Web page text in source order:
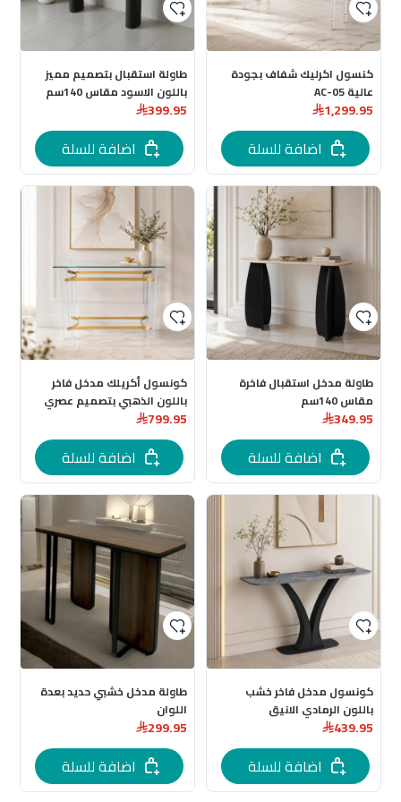
كنسول اكرليك شفاف بجودة
عالية AC-05
1,299.95
اضافة للسلة
طاولة استقبال بتصميم مميز
باللون الاسود مقاس 140سم
399.95
اضافة للسلة
طاولة مدخل استقبال فاخرة
مقاس 140سم
349.95
اضافة للسلة
كونسول أكريلك مدخل فاخر
باللون الذهبي بتصميم عصري
799.95
اضافة للسلة
كونسول مدخل فاخر خشب
باللون الرمادي الانيق
439.95
اضافة للسلة
طاولة مدخل خشبي حديد بعدة
اللوان
299.95
اضافة للسلة